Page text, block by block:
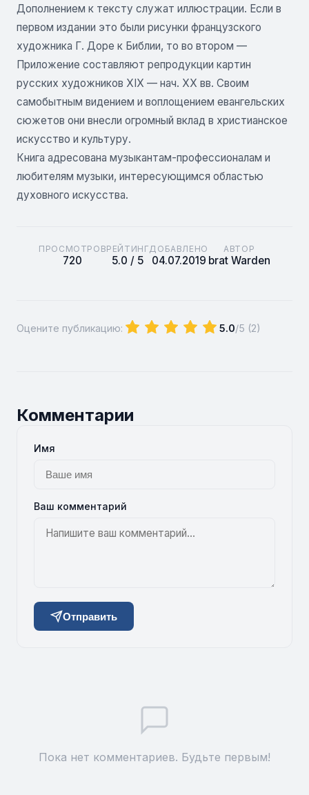
Дополнением к тексту служат иллюстрации. Если в
первом издании это были рисунки французского
художника Г. Доре к Библии, то во втором —
Приложение составляют репродукции картин
русских художников XIX — нач. XX вв. Своим
самобытным видением и воплощением евангельских
сюжетов они внесли огромный вклад в христианское
искусство и культуру.
Книга адресована музыкантам-профессионалам и
любителям музыки, интересующимся областью
духовного искусства.
ПРОСМОТРОВ
720
РЕЙТИНГ
5.0 / 5
ДОБАВЛЕНО
04.07.2019
АВТОР
brat Warden
Оцените публикацию: 5.0/5 (2)
Комментарии
Имя
Ваш комментарий
Отправить
Пока нет комментариев. Будьте первым!